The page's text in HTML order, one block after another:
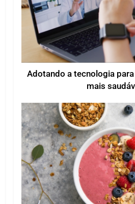
Adotando a tecnologia
mais